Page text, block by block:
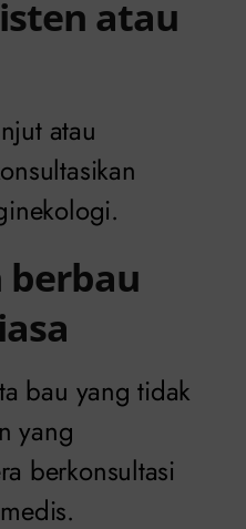
atau
atau
berbau
bau yang tidak
yang
berkonsultasi